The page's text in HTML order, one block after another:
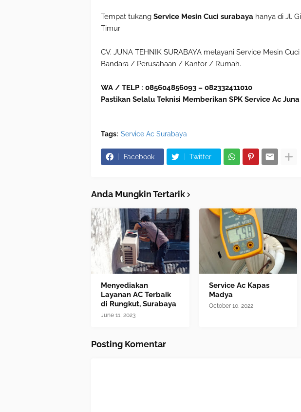
Tempat tukang Service Mesin Cuci surabaya hanya di Jl.
Timur
CV. JUNA TEHNIK SURABAYA melayani Service Mesin
Bandara / Perusahaan / Kantor / Rumah.
WA / TELP : 085604856093 – 082332411010
Pastikan Selalu Teknisi Memberikan SPK Service Ac Juna
Tags: Service Ac Surabaya
Facebook Twitter
Anda Mungkin Tertarik
Menyediakan
Layanan AC Terbaik
di Rungkut, Surabaya
June 11, 2023
Service Ac Kapas
Madya
October 10, 2022
Posting Komentar